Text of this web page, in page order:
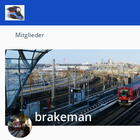
Mitglieder
brakeman